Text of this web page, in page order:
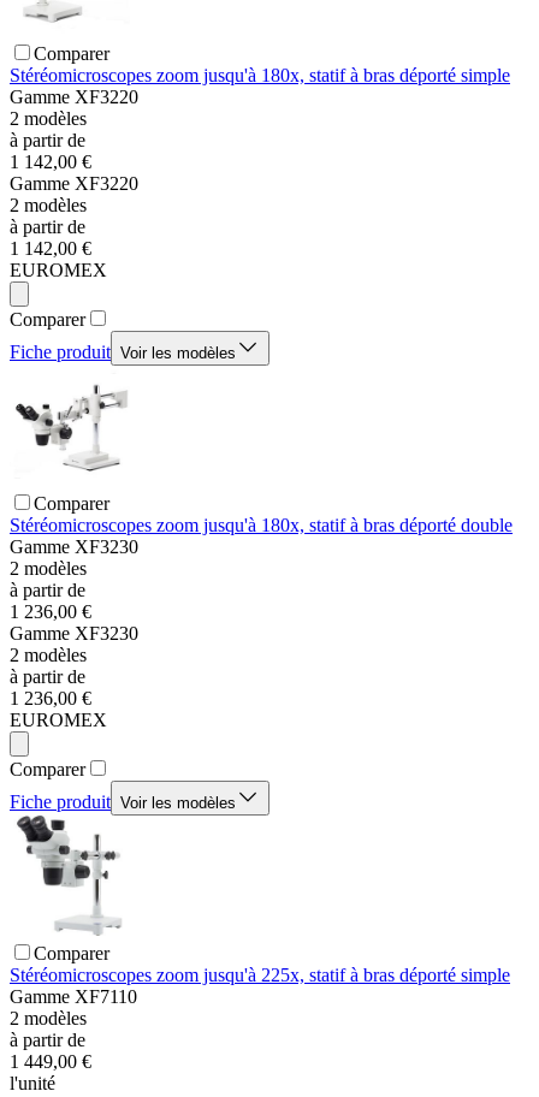
Comparer
Stéréomicroscopes zoom jusqu'à 180x, statif à bras déporté simple
Gamme XF3220
2 modèles
à partir de
1 142,00 €
Gamme XF3220
2 modèles
à partir de
1 142,00 €
EUROMEX
Comparer
Fiche produit Voir les modèles
Comparer
Stéréomicroscopes zoom jusqu'à 180x, statif à bras déporté double
Gamme XF3230
2 modèles
à partir de
1 236,00 €
Gamme XF3230
2 modèles
à partir de
1 236,00 €
EUROMEX
Comparer
Fiche produit Voir les modèles
Comparer
Stéréomicroscopes zoom jusqu'à 225x, statif à bras déporté simple
Gamme XF7110
2 modèles
à partir de
1 449,00 €
l'unité